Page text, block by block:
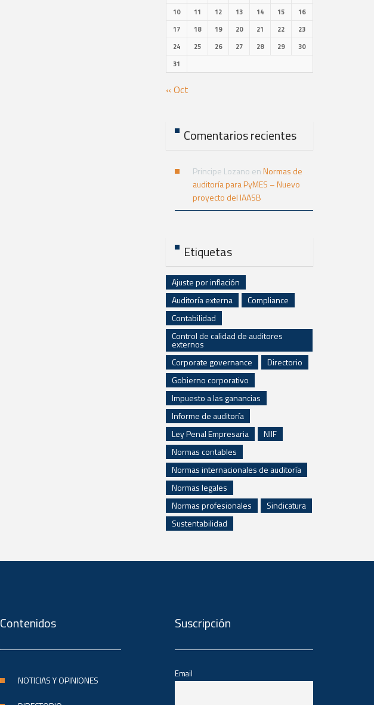
10
11 12 13 14 15
16
17
18 19 20 21 22
23
24
25 26 27 28 29
30
31
« Oct
Comentarios recientes
Principe Lozano enNormas de
auditoría para PyMES – Nuevo
proyecto del IAASB
Etiquetas
Ajuste por inflación
Auditoría externa
Compliance
Contabilidad
Control de calidad de auditores
externos
Corporate governance
Directorio
Gobierno corporativo
Impuesto a las ganancias
Informe de auditoría
Ley Penal Empresaria
NIIF
Normas contables
Normas internacionales de auditoría
Normas legales
Normas profesionales
Sindicatura
Sustentabilidad
Contenidos
NOTICIAS Y OPINIONES
Suscripción
Email